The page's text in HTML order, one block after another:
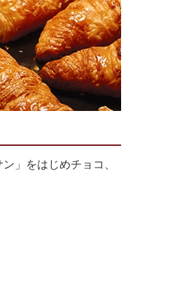
」をはじめチョコ、